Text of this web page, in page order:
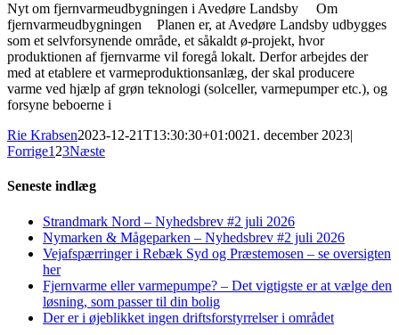
Nyt om fjernvarmeudbygningen i Avedøre Landsby Om
fjernvarmeudbygningen Planen er, at Avedøre Landsby udbygges
som et selvforsynende område, et såkaldt ø-projekt, hvor
produktionen af fjernvarme vil foregå lokalt. Derfor arbejdes der
med at etablere et varmeproduktionsanlæg, der skal producere
varme ved hjælp af grøn teknologi (solceller, varmepumper etc.), og
forsyne beboerne i
Rie Krabsen2023-12-21T13:30:30+01:0021. december 2023|
Forrige1 23Næste
Seneste indlæg
Strandmark Nord – Nyhedsbrev #2 juli 2026
Nymarken & Mågeparken – Nyhedsbrev #2 juli 2026
Vejafspærringer i Rebæk Syd og Præstemosen – se oversigten
her
Fjernvarme eller varmepumpe? – Det vigtigste er at vælge den
løsning, som passer til din bolig
Der er i øjeblikket ingen driftsforstyrrelser i området